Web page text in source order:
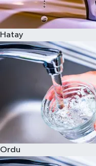
Hatay
Ordu